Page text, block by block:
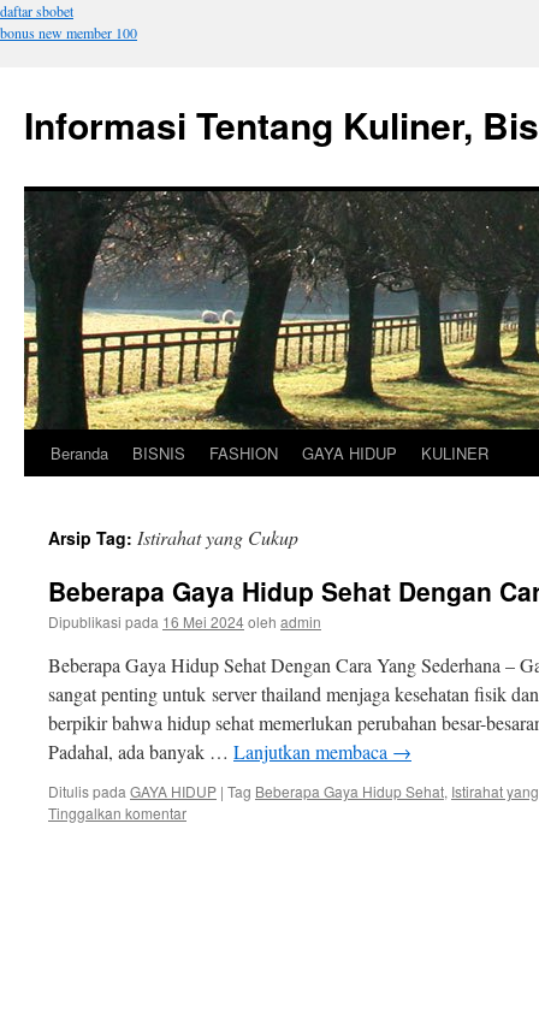
daftar sbobet
bonus new member 100
Informasi Tentang Kuliner,
Langsung
Beranda BISNIS FASHION GAYA HIDUP KULINER
Arsip Tag: Istirahat yang Cukup
Beberapa Gaya Hidup Sehat Dengan
Dipublikasi pada 16 Mei 2024oleh admin
Beberapa Gaya Hidup Sehat Dengan Cara Yang Sederhana –
sangat penting untuk server thailand menjaga kesehatan fisik
berpikir bahwa hidup sehat memerlukan perubahan besar-
Padahal, ada banyak … Lanjutkan membaca →
Ditulis pada GAYA HIDUP | Tag Beberapa Gaya Hidup Sehat, Istirahat
Tinggalkan komentar